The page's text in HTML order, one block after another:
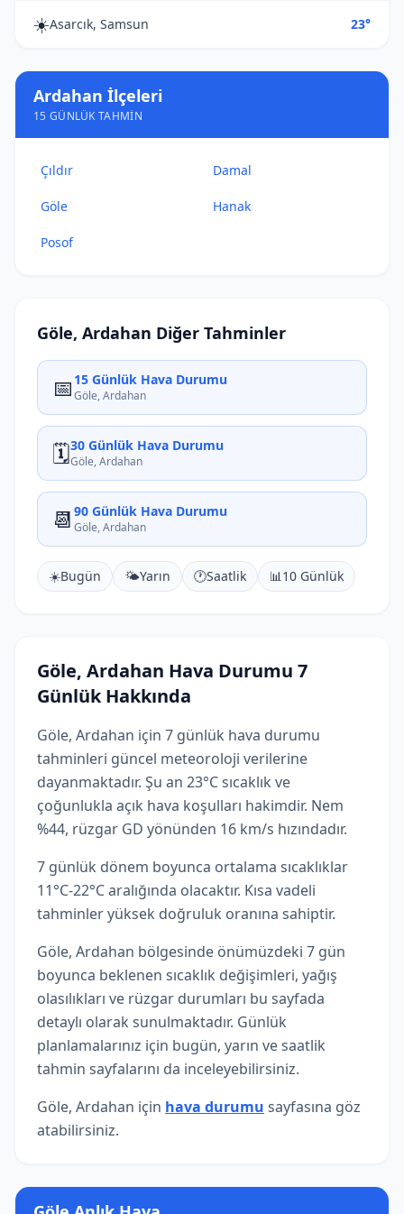
☀️Asarcık, Samsun 23°
Ardahan İlçeleri
15 GÜNLÜK TAHMIN
Çıldır Damal
Göle Hanak
Posof
Göle, Ardahan Diğer Tahminler
📅 15 Günlük Hava Durumu
Göle, Ardahan
🗓️30 Günlük Hava Durumu
Göle, Ardahan
📆 90 Günlük Hava Durumu
Göle, Ardahan
☀️Bugün 🌤️Yarın 🕐Saatlik 📊10 Günlük
Göle, Ardahan Hava Durumu 7
Günlük Hakkında
Göle, Ardahan için 7 günlük hava durumu
tahminleri güncel meteoroloji verilerine
dayanmaktadır. Şu an 23°C sıcaklık ve
çoğunlukla açık hava koşulları hakimdir. Nem
%44, rüzgar GD yönünden 16 km/s hızındadır.
7 günlük dönem boyunca ortalama sıcaklıklar
11°C-22°C aralığında olacaktır. Kısa vadeli
tahminler yüksek doğruluk oranına sahiptir.
Göle, Ardahan bölgesinde önümüzdeki 7 gün
boyunca beklenen sıcaklık değişimleri, yağış
olasılıkları ve rüzgar durumları bu sayfada
detaylı olarak sunulmaktadır. Günlük
planlamalarınız için bugün, yarın ve saatlik
tahmin sayfalarını da inceleyebilirsiniz.
Göle, Ardahan için hava durumu sayfasına göz
atabilirsiniz.